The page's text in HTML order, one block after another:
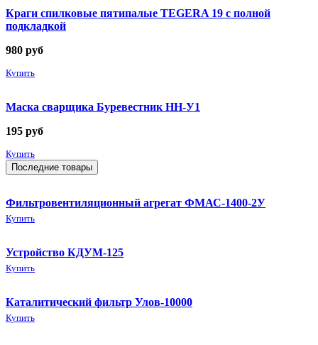
Краги спилковые пятипалые TEGERA 19 с полной
подкладкой
980 руб
Купить
Маска сварщика Буревестник НН-У1
195 руб
Купить
Последние товары
Фильтровентиляционный агрегат ФМАС-1400-2У
Купить
Устройство КДУМ-125
Купить
Каталитический фильтр Улов-10000
Купить